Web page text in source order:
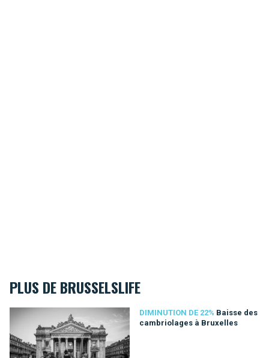
PLUS DE BRUSSELSLIFE
DIMINUTION DE 22% Baisse des
cambriolages à Bruxelles
Baisse des cambriolages à Bruxelles